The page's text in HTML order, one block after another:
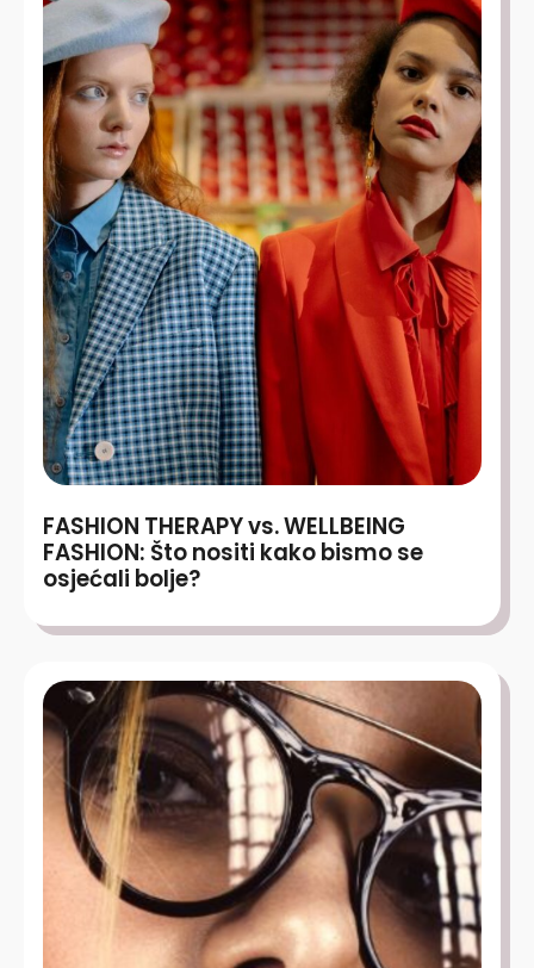
FASHION THERAPY vs. WELLBEING
FASHION: Što nositi kako bismo se
osjećali bolje?